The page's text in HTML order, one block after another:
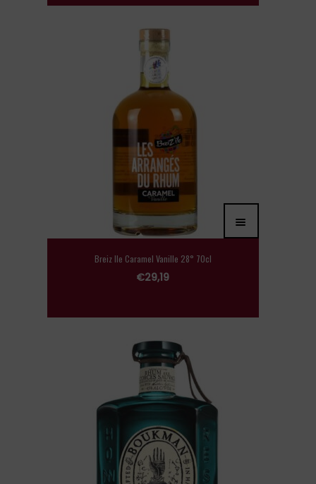
Breiz Ile Caramel Vanille 28° 70cl
€29,19